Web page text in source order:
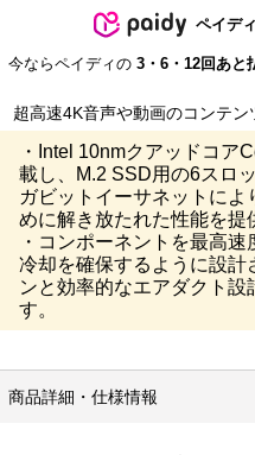
ペイデ
今ならペイディの 3・6・12回あと
超高速4K音声や動画のコンテ
・Intel 10nmクアッドコア
載し、M.2 SSD用の6スロ
ガビットイーサネットに
めに解き放たれた性能を提
・コンポーネントを最高
冷却を確保するように設計
ンと効率的なエアダクト設
す。
商品詳細・仕様情報